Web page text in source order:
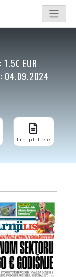
1.50 EUR
04.09.2024
Pretplati se